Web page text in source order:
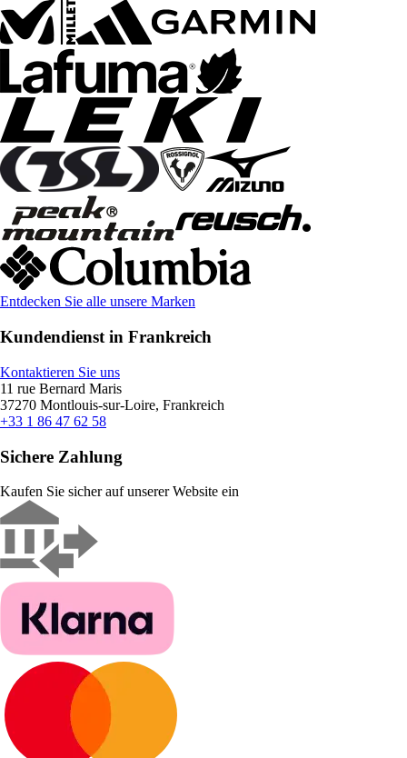
Entdecken Sie alle unsere Marken
Kundendienst in Frankreich
Kontaktieren Sie uns
11 rue Bernard Maris
37270 Montlouis-sur-Loire, Frankreich
+33 1 86 47 62 58
Sichere Zahlung
Kaufen Sie sicher auf unserer Website ein